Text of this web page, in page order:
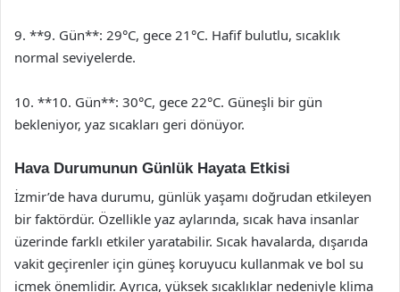
9. **9. Gün**: 29°C, gece 21°C. Hafif bulutlu, sıcaklık
normal seviyelerde.
10. **10. Gün**: 30°C, gece 22°C. Güneşli bir gün
bekleniyor, yaz sıcakları geri dönüyor.
Hava Durumunun Günlük Hayata Etkisi
İzmir’de hava durumu, günlük yaşamı doğrudan etkileyen
bir faktördür. Özellikle yaz aylarında, sıcak hava insanlar
üzerinde farklı etkiler yaratabilir. Sıcak havalarda, dışarıda
vakit geçirenler için güneş koruyucu kullanmak ve bol su
içmek önemlidir. Ayrıca, yüksek sıcaklıklar nedeniyle klima